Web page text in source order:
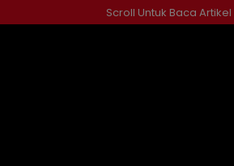
ke
Scroll Untuk Baca Artikel